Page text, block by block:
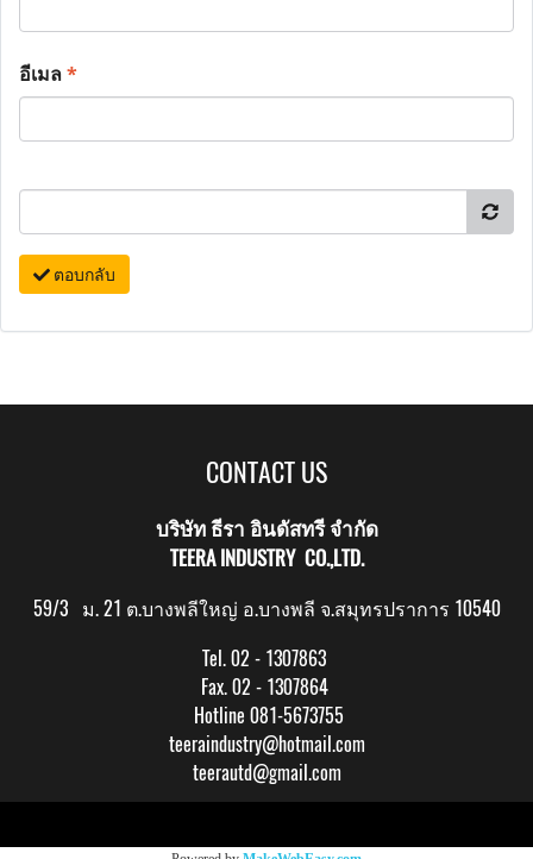
อีเมล*
ตอบกลับ
CONTACT US
บริษัท ธีรา อินดัสทรี จำกัด
TEERA INDUSTRY CO.,LTD.
59/3 ม. 21 ต.บางพลีใหญ่ อ.บางพลี จ.สมุทรปราการ 10540
Tel. 02 - 1307863
Fax. 02 - 1307864
Hotline 081-5673755
teeraindustry@hotmail.com
teerautd@gmail.com